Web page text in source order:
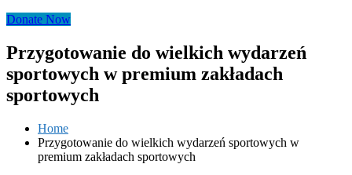
Donate Now
Przygotowanie do wielkich wydarzeń
sportowych w premium zakładach
sportowych
Home
Przygotowanie do wielkich wydarzeń sportowych w
premium zakładach sportowych